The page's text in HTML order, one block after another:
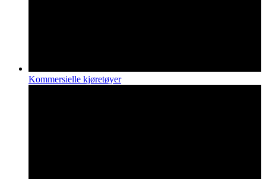
Kommersielle kjøretøyer